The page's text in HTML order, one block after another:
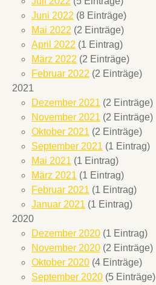
Juni 2022 (8 Einträge)
Mai 2022 (2 Einträge)
April 2022 (1 Eintrag)
März 2022 (2 Einträge)
Februar 2022 (2 Einträge)
2021
Dezember 2021 (2 Einträge)
November 2021 (2 Einträge)
Oktober 2021 (2 Einträge)
September 2021 (1 Eintrag)
Mai 2021 (1 Eintrag)
März 2021 (1 Eintrag)
Februar 2021 (1 Eintrag)
Januar 2021 (1 Eintrag)
2020
Dezember 2020 (1 Eintrag)
November 2020 (2 Einträge)
Oktober 2020 (4 Einträge)
September 2020 (5 Einträge)